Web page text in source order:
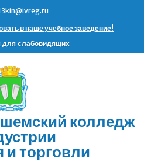
в наше учебное заведение!
для слабовидящих
колледж
и торговли